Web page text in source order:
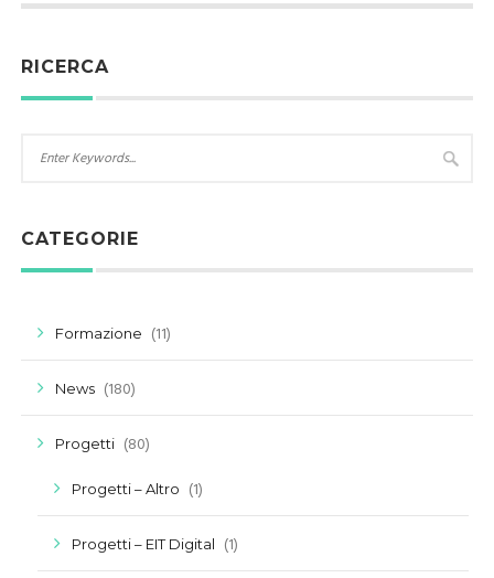
RICERCA
CATEGORIE
Formazione (11)
News (180)
Progetti (80)
Progetti – Altro (1)
Progetti – EIT Digital (1)